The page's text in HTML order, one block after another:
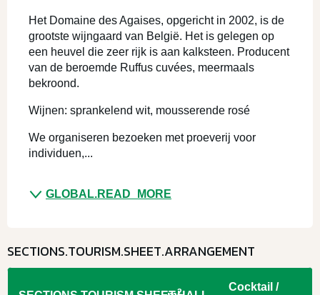
Het Domaine des Agaises, opgericht in 2002, is de
grootste wijngaard van België. Het is gelegen op
een heuvel die zeer rijk is aan kalksteen. Producent
van de beroemde Ruffus cuvées, meermaals
bekroond.
Wijnen: sprankelend wit, mousserende rosé
We organiseren bezoeken met proeverij voor
individuen,...
GLOBAL.READ_MORE
SECTIONS.TOURISM.SHEET.ARRANGEMENT
2
Cocktail /